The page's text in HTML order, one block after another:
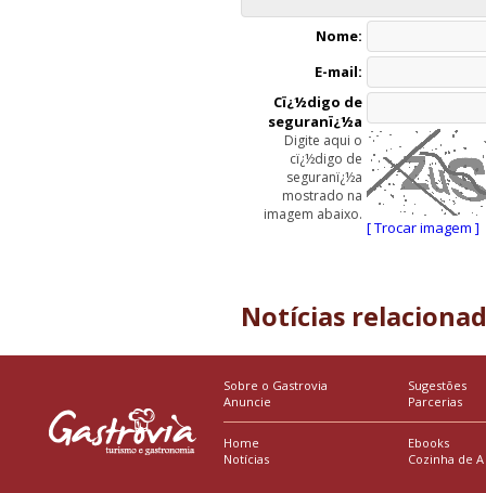
Nome:
E-mail:
Cï¿½digo de
seguranï¿½a
Digite aqui o
cï¿½digo de
seguranï¿½a
mostrado na
imagem abaixo.
[ Trocar imagem ]
Notícias
Sobre o Gastrovia
Anuncie
Sugestões
Parcerias
Home
Notícias
Ebooks
Cozinha de A